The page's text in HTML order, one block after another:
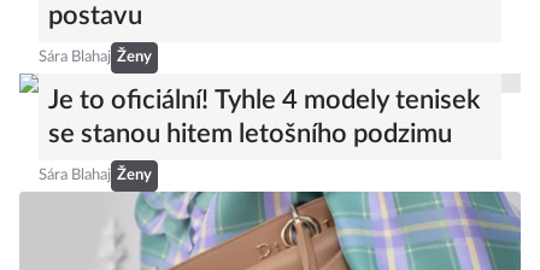
postavu
Sára Blahaj Ženy
Je to oficiální! Tyhle 4 modely tenisek
se stanou hitem letošního podzimu
Sára Blahaj Ženy